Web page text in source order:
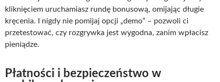
kliknięciem uruchamiasz rundę bonusową, omijając długie
kręcenia. I nigdy nie pomijaj opcji „demo” – pozwoli ci
przetestować, czy rozgrywka jest wygodna, zanim wpłacisz
pieniądze.
Płatności i bezpieczeństwo w